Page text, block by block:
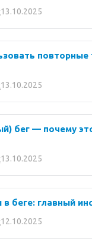
13.10.2025
повторные
13.10.2025
бег — почему
13.10.2025
беге: главный
12.10.2025